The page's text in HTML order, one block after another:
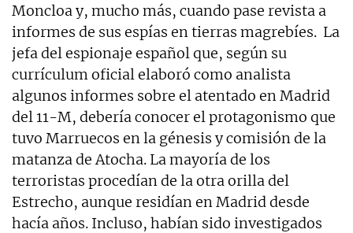
Moncloa y, mucho más, cuando pase revista a
informes de sus espías en tierras magrebíes. La
jefa del espionaje español que, según su
currículum oficial elaboró como analista
algunos informes sobre el atentado en Madrid
del 11-M, debería conocer el protagonismo que
tuvo Marruecos en la génesis y comisión de la
matanza de Atocha. La mayoría de los
terroristas procedían de la otra orilla del
Estrecho, aunque residían en Madrid desde
hacía años. Incluso, habían sido investigados